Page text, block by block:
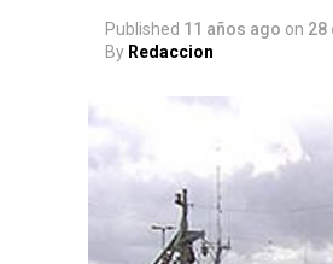
Published 11 años ago on 28
By Redaccion